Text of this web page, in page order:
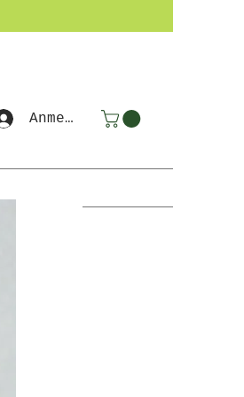
Anmelden